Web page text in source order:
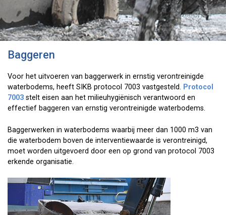
Baggeren
Voor het uitvoeren van baggerwerk in ernstig verontreinigde
waterbodems, heeft SIKB protocol 7003 vastgesteld. Protocol
7003 stelt eisen aan het milieuhygiënisch verantwoord en
effectief baggeren van ernstig verontreinigde waterbodems.
Baggerwerken in waterbodems waarbij meer dan 1000 m3 van
die waterbodem boven de interventiewaarde is verontreinigd,
moet worden uitgevoerd door een op grond van protocol 7003
erkende organisatie.